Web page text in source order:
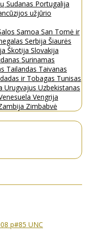
Sudanas Portugalija
užjūrio
Samoa San Tomė ir
Serbija Šiaurės
Škotija Slovakija
Surinamas
Tailandas Taivanas
ir Tobagas Tunisas
Urugvajus Uzbekistanas
Vengrija
Zimbabvė
p#85 UNC